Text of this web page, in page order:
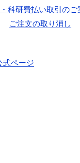
科研費払い取引のご
ご注文の取り消し
式ページ